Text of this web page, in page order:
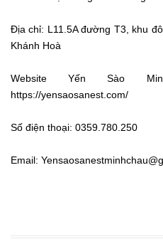
Địa chỉ: L11.5A đường T3, khu
Khánh Hoà
Website Yến Sào
https://yensaosanest.com/
Số điện thoại: 0359.780.250
Email: